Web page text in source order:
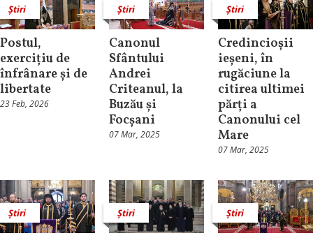
Știri
Postul,
exercițiu de
înfrânare și de
libertate
23 Feb, 2026
Știri
Canonul
Sfântului
Andrei
Criteanul, la
Buzău și
Focșani
07 Mar, 2025
Știri
Credincioșii
ieșeni, în
rugăciune la
citirea ultimei
părți a
Canonului cel
Mare
07 Mar, 2025
Știri Știri Știri